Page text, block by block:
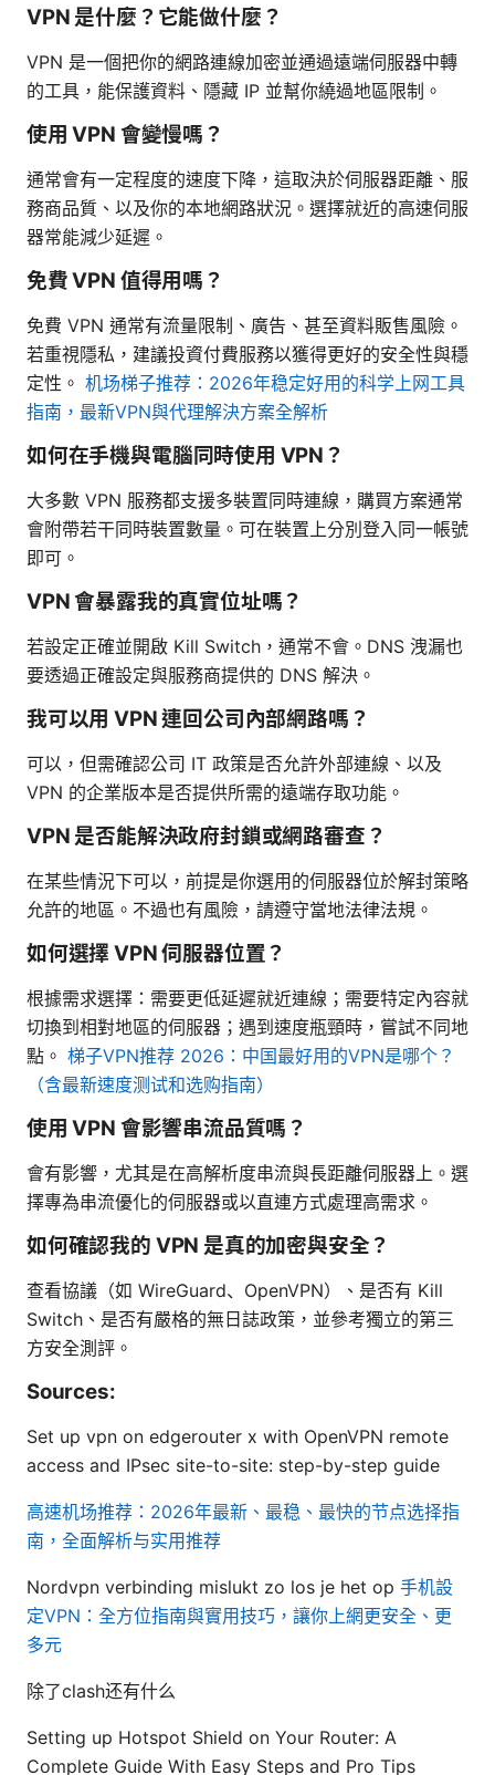
VPN 是什麼？它能做什麼？
VPN 是一個把你的網路連線加密並通過遠端伺服器中轉
的工具，能保護資料、隱藏 IP 並幫你繞過地區限制。
使用 VPN 會變慢嗎？
通常會有一定程度的速度下降，這取決於伺服器距離、服
務商品質、以及你的本地網路狀況。選擇就近的高速伺服
器常能減少延遲。
免費 VPN 值得用嗎？
免費 VPN 通常有流量限制、廣告、甚至資料販售風險。
若重視隱私，建議投資付費服務以獲得更好的安全性與穩
定性。 机场梯子推荐：2026年稳定好用的科学上网工具
指南，最新VPN與代理解決方案全解析
如何在手機與電腦同時使用 VPN？
大多數 VPN 服務都支援多裝置同時連線，購買方案通常
會附帶若干同時裝置數量。可在裝置上分別登入同一帳號
即可。
VPN 會暴露我的真實位址嗎？
若設定正確並開啟 Kill Switch，通常不會。DNS 洩漏也
要透過正確設定與服務商提供的 DNS 解決。
我可以用 VPN 連回公司內部網路嗎？
可以，但需確認公司 IT 政策是否允許外部連線、以及
VPN 的企業版本是否提供所需的遠端存取功能。
VPN 是否能解決政府封鎖或網路審查？
在某些情況下可以，前提是你選用的伺服器位於解封策略
允許的地區。不過也有風險，請遵守當地法律法規。
如何選擇 VPN 伺服器位置？
根據需求選擇：需要更低延遲就近連線；需要特定內容就
切換到相對地區的伺服器；遇到速度瓶頸時，嘗試不同地
點。 梯子VPN推荐 2026：中国最好用的VPN是哪个？
（含最新速度测试和选购指南）
使用 VPN 會影響串流品質嗎？
會有影響，尤其是在高解析度串流與長距離伺服器上。選
擇專為串流優化的伺服器或以直連方式處理高需求。
如何確認我的 VPN 是真的加密與安全？
查看協議（如 WireGuard、OpenVPN）、是否有 Kill
Switch、是否有嚴格的無日誌政策，並參考獨立的第三
方安全測評。
Sources:
Set up vpn on edgerouter x with OpenVPN remote
access and IPsec site-to-site: step-by-step guide
高速机场推荐：2026年最新、最稳、最快的节点选择指
南，全面解析与实用推荐
Nordvpn verbinding mislukt zo los je het op 手机設
定VPN：全方位指南與實用技巧，讓你上網更安全、更
多元
除了clash还有什么
Setting up Hotspot Shield on Your Router: A
Complete Guide With Easy Steps and Pro Tips